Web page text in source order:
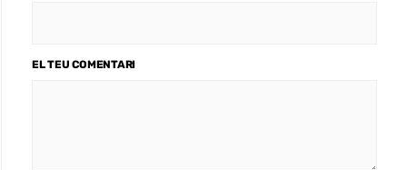
EL TEU COMENTARI